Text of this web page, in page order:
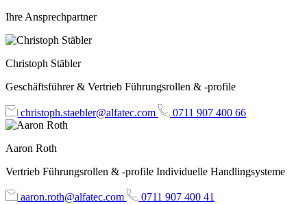
Ihre Ansprechpartner
Christoph Stäbler
Geschäftsführer & Vertrieb Führungsrollen & -profile
christoph.staebler@alfatec.com 0711 907 400 66
Aaron Roth
Vertrieb Führungsrollen & -profile Individuelle Handlingsysteme
aaron.roth@alfatec.com 0711 907 400 41